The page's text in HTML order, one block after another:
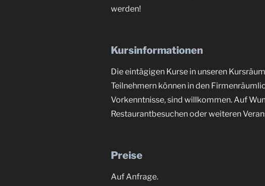
werden!
Kursinformationen
Die eintägigen Kurse in unseren
Teilnehmern können in den
Vorkenntnisse, sind willkommen. Auf
Restaurantbesuchen oder weiteren
Preise
Auf Anfrage.